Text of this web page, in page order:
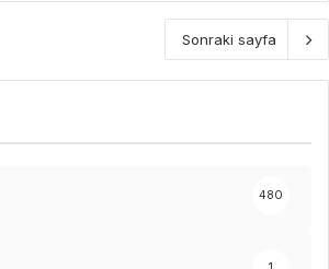
Sonraki sayfa
480